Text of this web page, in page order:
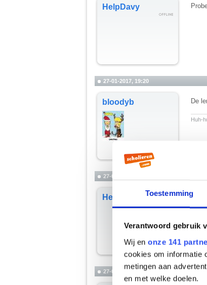
Toestemming
Verantwoord gebruik
Wij en onze 141
cookies om informatie
metingen aan
en met welke doelen.
HelpDavy
27-01-2017, 19:20
bloodyb
De
Huh-
27-01-2017, 21:02
HelpDavy De
27-01-2017, 21:46